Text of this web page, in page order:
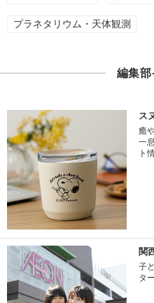
プラネタリウム・天体観測
編集部
ス
癒
一
ト
関
子
タ